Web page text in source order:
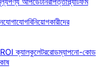
যোগাযোগবিনিয়োগকারীদের
ROI ক্যালকুলেটররোডম্যাপনো-কোড